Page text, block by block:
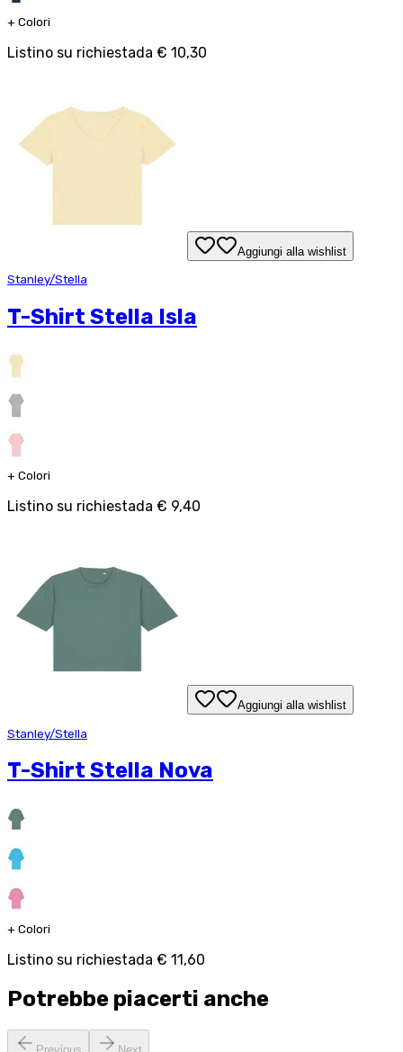
+ Colori
Listino su richiestada € 10,30
Aggiungi alla wishlist
Stanley/Stella
T-Shirt Stella Isla
+ Colori
Listino su richiestada € 9,40
Aggiungi alla wishlist
Stanley/Stella
T-Shirt Stella Nova
+ Colori
Listino su richiestada € 11,60
Potrebbe piacerti anche